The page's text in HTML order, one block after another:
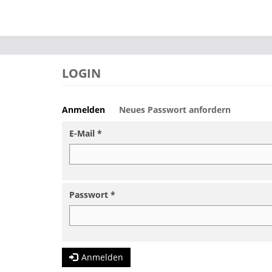
LOGIN
Haupt-Reiter
Anmelden (aktiver
Neues Passwort anfordern
E-Mail *
Passwort *
Anmelden